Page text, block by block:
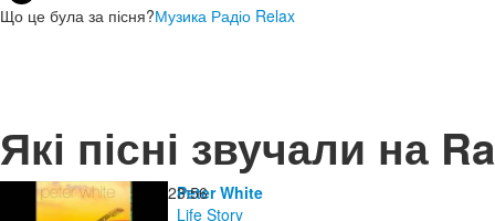
Що це була за пісня?Музика Радіо Relax
Які пісні звучали на
23:56
Peter White
Life Story